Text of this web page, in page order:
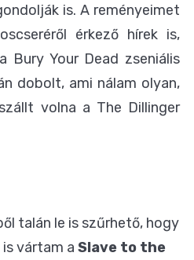
is. A reményeimet
érkező hírek is,
Bury Your Dead zseniális
dobolt, ami nálam olyan,
volna a The Dillinger
talán le is szűrhető, hogy
is vártam aSlave to the